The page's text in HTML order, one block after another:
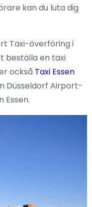
kan du luta dig
Taxi-överföring i
beställa en taxi
också Taxi Essen
Düsseldorf Airport-